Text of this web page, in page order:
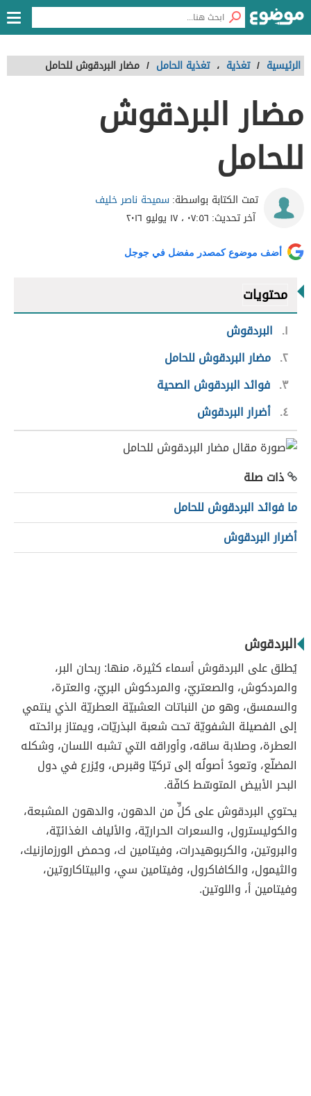
الرئيسية / تغذية ، تغذية الحامل / مضار البردقوش للحامل
مضار البردقوش
للحامل
تمت الكتابة بواسطة:سميحة ناصر خليف
آخر تحديث: ٠٧:٥٦ ، ١٧ يوليو ٢٠١٦
أضف موضوع كمصدر مفضل في جوجل
محتويات
١
البردقوش
٢ مضار البردقوش للحامل
٣ فوائد البردقوش الصحية
٤ أضرار البردقوش
ذات صلة
ما فوائد البردقوش للحامل
أضرار البردقوش
البردقوش
يُطلق على البردقوش أسماء كثيرة، منها: ربحان البر،
والمردكوش، والصعتريّ، والمردكوش البريّ، والعترة،
والسمسق، وهو من النباتات العشبيّة العطريّة الذي ينتمي
إلى الفصيلة الشفويّة تحت شعبة البذريّات، ويمتاز برائحته
العطرة، وصلابة ساقه، وأوراقه التي تشبه اللسان، وشكله
المضلّع، وتعودُ أصولُه إلى تركيّا وقبرص، ويُزرع في دول
البحر الأبيض المتوسّط كافّة.
يحتوي البردقوش على كلٍّ من الدهون، والدهون المشبعة،
والكوليسترول، والسعرات الحراريّة، والألياف الغذائيّة،
والبروتين، والكربوهيدرات، وفيتامين ك، وحمض الورزمازنيك،
والثيمول، والكافاكرول، وفيتامين سي، والبيتاكاروتين،
وفيتامين أ، واللوتين.